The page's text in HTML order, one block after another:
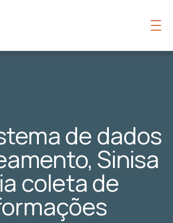
de dados
Sinisa
coleta de